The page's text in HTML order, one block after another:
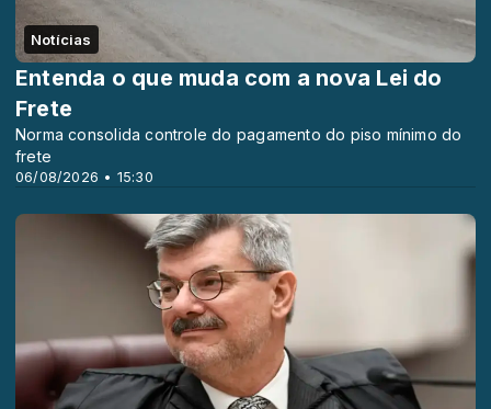
Notícias
06/08/2026 • 15:30
Entenda o que muda com a nova Lei do
Frete
Norma consolida controle do pagamento do piso mínimo do
frete